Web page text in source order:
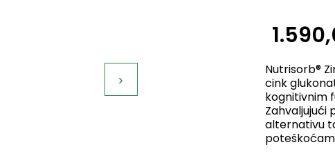
›
Nutrisorb®
cink
kognitivnim
alternativu